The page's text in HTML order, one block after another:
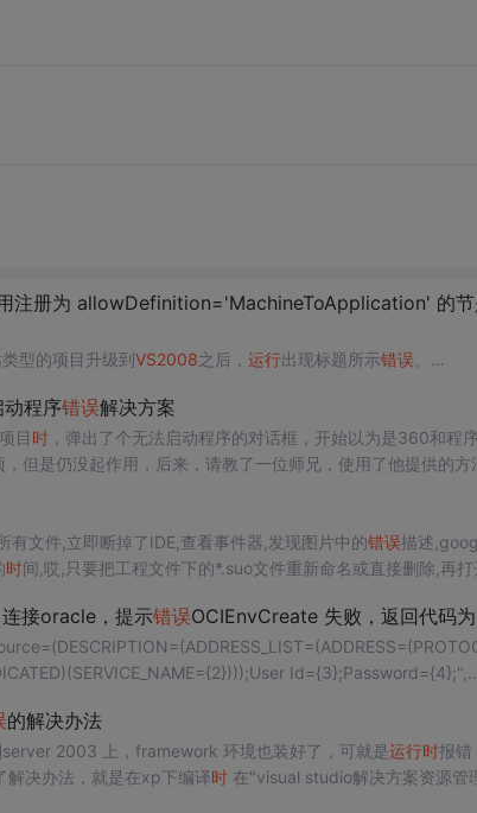
注册为 allowDefinition='MachineToApplication' 的节
型的项目升级到VS2008之后， 运行出现标题所示错误
的节是错误 的
应用程序，则可能导致此 错误。
程序错误解决方案
目 时，弹出了个无法启动程序的对话框，开始以为是360和程
但是仍没起作用，后来，请教了一位师兄，使用了他提供的方
有文件,立即断掉了IDE,查看事件器,发现图片中的错误描述
时间,哎,只要把工程文件下的*.suo文件重新命名或直接删除,再
连接oracle，提示错误OCIEnvCreate 失败，返回代码
Id={3};Password={4};",...
的解决办法
2003 上，framework 环境也装好了，可就是运行时报错
解决办法，就是在xp下编译时在"visual studio解决方案资源管